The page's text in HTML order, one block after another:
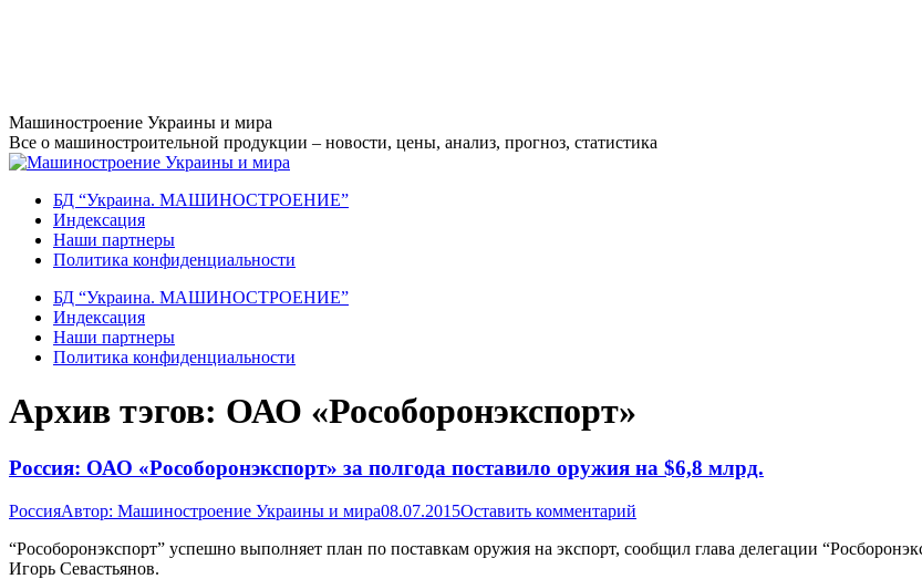
Перейти
к
содержанию
Машиностроение Украины и мира
Все о машиностроительной продукции – новости, цены, анализ, прогноз, статистика
БД “Украина. МАШИНОСТРОЕНИЕ”
Индекcация
Наши партнеры
Политика конфиденциальности
БД “Украина. МАШИНОСТРОЕНИЕ”
Индекcация
Наши партнеры
Политика конфиденциальности
Архив тэгов: ОАО «Рособоронэкспорт»
Россия: ОАО «Рособоронэкспорт» за полгода поставило оружия на $6,8 млрд.
РоссияАвтор: Машиностроение Украины и мира08.07.2015Оставить комментарий
“Рособоронэкспорт” успешно выполняет план по поставкам оружия на экспорт, сообщил глава делегации
Игорь Севастьянов.